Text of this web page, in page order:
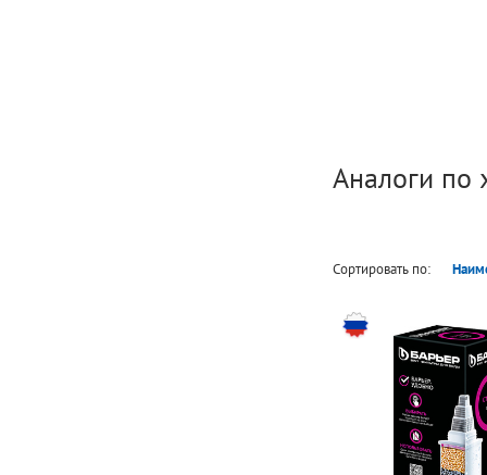
Аналоги по
Сортировать по: